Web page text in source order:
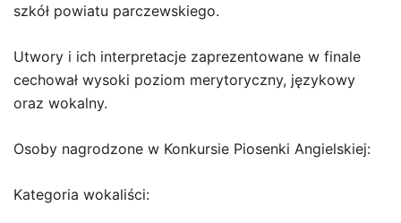
szkół powiatu parczewskiego.
Utwory i ich interpretacje zaprezentowane w finale
cechował wysoki poziom merytoryczny, językowy
oraz wokalny.
Osoby nagrodzone w Konkursie Piosenki Angielskiej:
Kategoria wokaliści: